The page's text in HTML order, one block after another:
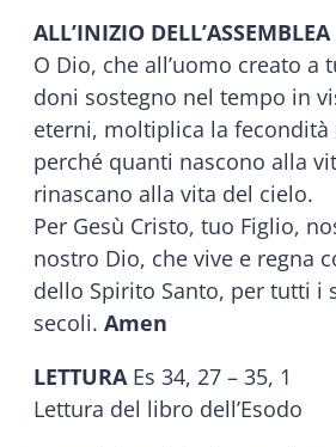
ALL’INIZIO
O Dio, che all’uomo creato a
doni sostegno nel tempo in
eterni, moltiplica la fecondità
perché quanti nascono alla
rinascano alla vita del cielo.
Per Gesù Cristo, tuo Figlio,
nostro Dio, che vive e regna
dello Spirito Santo, per tutti i
secoli. Amen
LETTURAEs 34, 27 – 35, 1
Lettura del libro dell’Esodo